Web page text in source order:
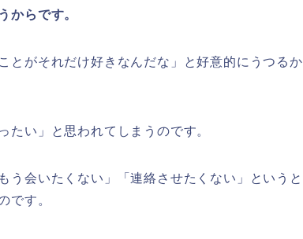
からです。
とがそれだけ好きなんだな」と好意的にうつるか
たい」と思われてしまうのです。
う会いたくない」「連絡させたくない」というと
です。